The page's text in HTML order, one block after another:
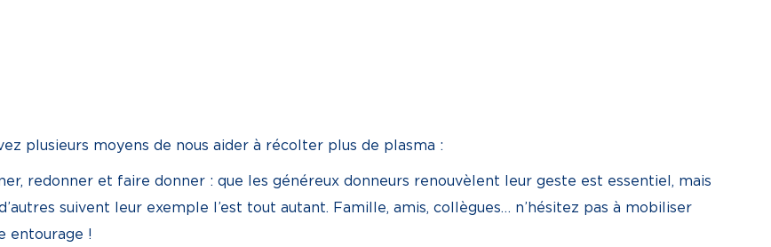
plusieurs moyens de nous aider à récolter plus de plasma :
redonner et faire donner : que les généreux donneurs renouvèlent leur geste est essentiel, mais
suivent leur exemple l’est tout autant. Famille, amis, collègues… n’hésitez pas à mobiliser
entourage !